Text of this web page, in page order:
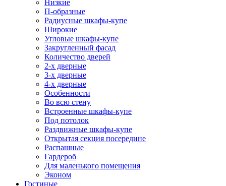
Низкие
П-образные
Радиусные шкафы-купе
Широкие
Угловые шкафы-купе
Закругленный фасад
Количество дверей
2-х дверные
3-х дверные
4-х дверные
Особенности
Во всю стену
Встроенные шкафы-купе
Под потолок
Раздвижные шкафы-купе
Открытая секция посередине
Распашные
Гардероб
Для маленького помещения
Эконом
Гостиные